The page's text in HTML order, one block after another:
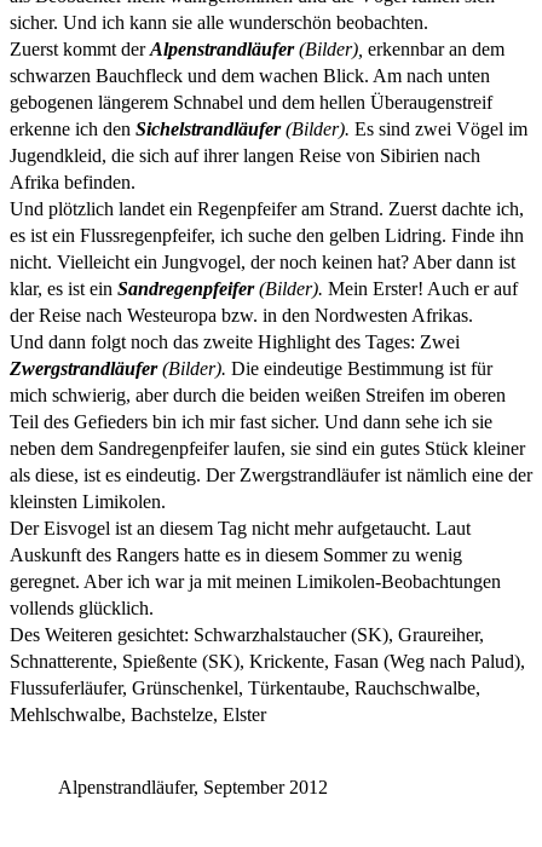
sicher. Und ich kann sie alle wunderschön beobachten.
Zuerst kommt derAlpenstrandläufer(Bilder), erkennbar an dem
schwarzen Bauchfleck und dem wachen Blick. Am nach unten
gebogenen längerem Schnabel und dem hellen Überaugenstreif
erkenne ich den Sichelstrandläufer(Bilder). Es sind zwei Vögel im
Jugendkleid, die sich auf ihrer langen Reise von Sibirien nach
Afrika befinden.
Und plötzlich landet ein Regenpfeifer am Strand. Zuerst dachte ich,
es ist ein Flussregenpfeifer, ich suche den gelben Lidring. Finde ihn
nicht. Vielleicht ein Jungvogel, der noch keinen hat? Aber dann ist
klar, es ist ein Sandregenpfeifer(Bilder). Mein Erster! Auch er auf
der Reise nach Westeuropa bzw. in den Nordwesten Afrikas.
Und dann folgt noch das zweite Highlight des Tages: Zwei
Zwergstrandläufer(Bilder). Die eindeutige Bestimmung ist für
mich schwierig, aber durch die beiden weißen Streifen im oberen
Teil des Gefieders bin ich mir fast sicher. Und dann sehe ich sie
neben dem Sandregenpfeifer laufen, sie sind ein gutes Stück kleiner
als diese, ist es eindeutig. Der Zwergstrandläufer ist nämlich eine der
kleinsten Limikolen.
Der Eisvogel ist an diesem Tag nicht mehr aufgetaucht. Laut
Auskunft des Rangers hatte es in diesem Sommer zu wenig
geregnet. Aber ich war ja mit meinen Limikolen-Beobachtungen
vollends glücklich.
Des Weiteren gesichtet: Schwarzhalstaucher (SK), Graureiher,
Schnatterente, Spießente (SK), Krickente, Fasan (Weg nach Palud),
Flussuferläufer, Grünschenkel, Türkentaube, Rauchschwalbe,
Mehlschwalbe, Bachstelze, Elster
Alpenstrandläufer, September 2012